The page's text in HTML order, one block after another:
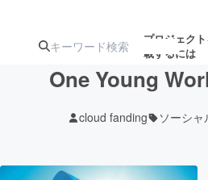
プロジェク
載するには
One Young
cloud fanding ソーシャ